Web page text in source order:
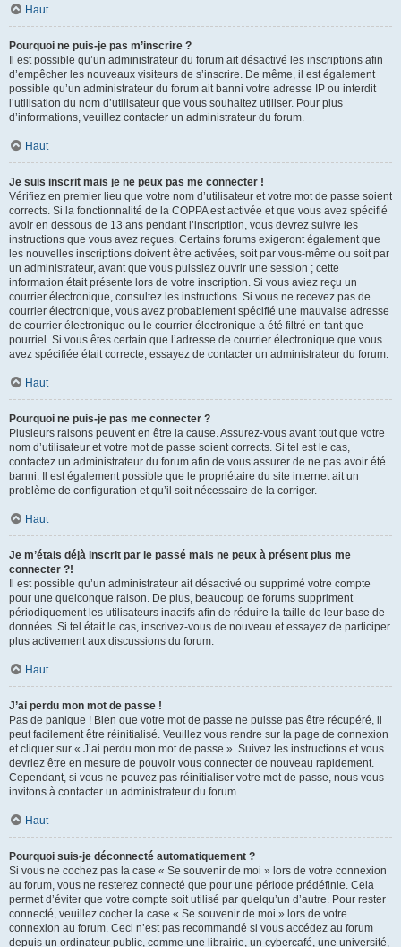
Haut
Pourquoi ne puis-je pas m’inscrire ?
Il est possible qu’un administrateur du forum ait désactivé les inscriptions afin
d’empêcher les nouveaux visiteurs de s’inscrire. De même, il est également
possible qu’un administrateur du forum ait banni votre adresse IP ou interdit
l’utilisation du nom d’utilisateur que vous souhaitez utiliser. Pour plus
d’informations, veuillez contacter un administrateur du forum.
Haut
Je suis inscrit mais je ne peux pas me connecter !
Vérifiez en premier lieu que votre nom d’utilisateur et votre mot de passe soient
corrects. Si la fonctionnalité de la COPPA est activée et que vous avez spécifié
avoir en dessous de 13 ans pendant l’inscription, vous devrez suivre les
instructions que vous avez reçues. Certains forums exigeront également que
les nouvelles inscriptions doivent être activées, soit par vous-même ou soit par
un administrateur, avant que vous puissiez ouvrir une session ; cette
information était présente lors de votre inscription. Si vous aviez reçu un
courrier électronique, consultez les instructions. Si vous ne recevez pas de
courrier électronique, vous avez probablement spécifié une mauvaise adresse
de courrier électronique ou le courrier électronique a été filtré en tant que
pourriel. Si vous êtes certain que l’adresse de courrier électronique que vous
avez spécifiée était correcte, essayez de contacter un administrateur du forum.
Haut
Pourquoi ne puis-je pas me connecter ?
Plusieurs raisons peuvent en être la cause. Assurez-vous avant tout que votre
nom d’utilisateur et votre mot de passe soient corrects. Si tel est le cas,
contactez un administrateur du forum afin de vous assurer de ne pas avoir été
banni. Il est également possible que le propriétaire du site internet ait un
problème de configuration et qu’il soit nécessaire de la corriger.
Haut
Je m’étais déjà inscrit par le passé mais ne peux à présent plus me
connecter ?!
Il est possible qu’un administrateur ait désactivé ou supprimé votre compte
pour une quelconque raison. De plus, beaucoup de forums suppriment
périodiquement les utilisateurs inactifs afin de réduire la taille de leur base de
données. Si tel était le cas, inscrivez-vous de nouveau et essayez de participer
plus activement aux discussions du forum.
Haut
J’ai perdu mon mot de passe !
Pas de panique ! Bien que votre mot de passe ne puisse pas être récupéré, il
peut facilement être réinitialisé. Veuillez vous rendre sur la page de connexion
et cliquer sur « J’ai perdu mon mot de passe ». Suivez les instructions et vous
devriez être en mesure de pouvoir vous connecter de nouveau rapidement.
Cependant, si vous ne pouvez pas réinitialiser votre mot de passe, nous vous
invitons à contacter un administrateur du forum.
Haut
Pourquoi suis-je déconnecté automatiquement ?
Si vous ne cochez pas la case « Se souvenir de moi » lors de votre connexion
au forum, vous ne resterez connecté que pour une période prédéfinie. Cela
permet d’éviter que votre compte soit utilisé par quelqu’un d’autre. Pour rester
connecté, veuillez cocher la case « Se souvenir de moi » lors de votre
connexion au forum. Ceci n’est pas recommandé si vous accédez au forum
depuis un ordinateur public, comme une librairie, un cybercafé, une université,